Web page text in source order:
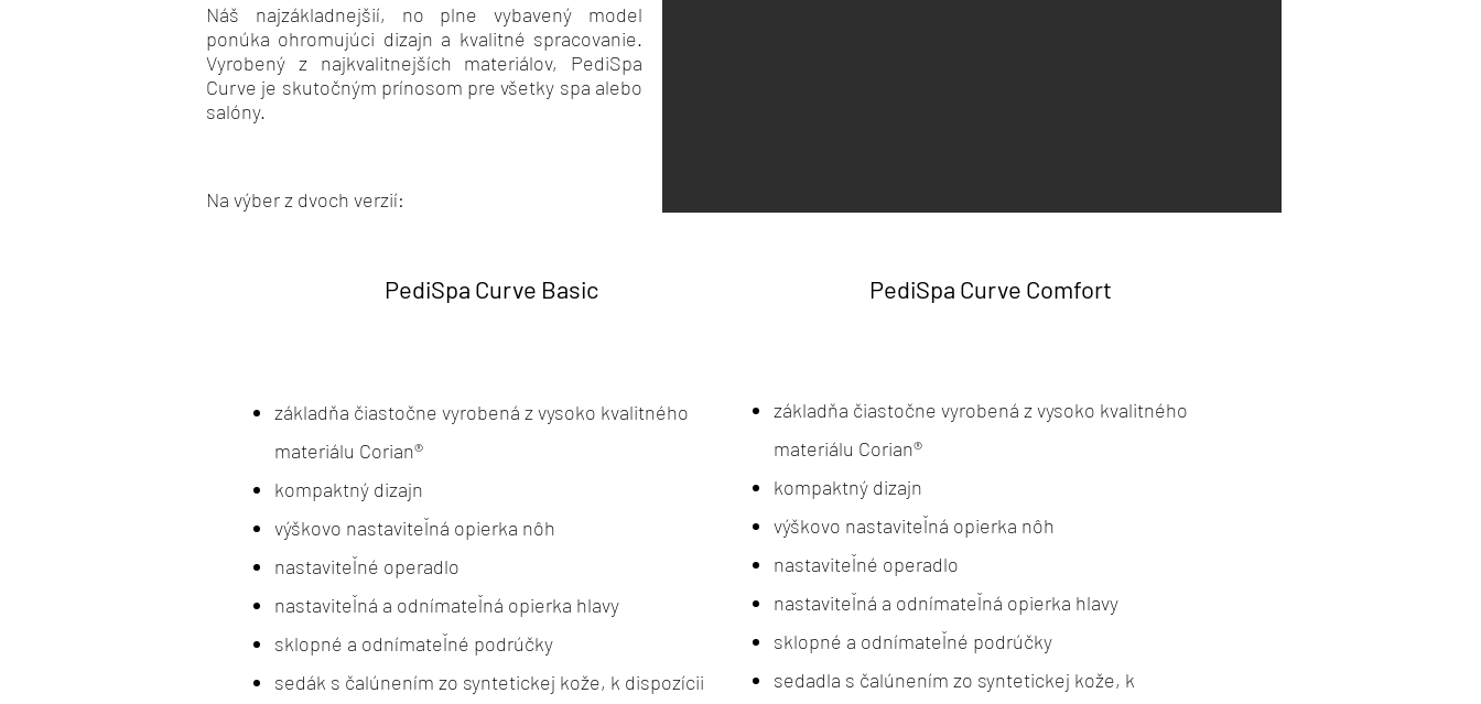
Náš najzákladnejšií, no plne vybavený model
ponúka ohromujúci dizajn a kvalitné spracovanie.
Vyrobený z najkvalitnejších materiálov, PediSpa
Curve je skutočným prínosom pre všetky spa alebo
salóny.
Na výber z dvoch verzií:
základňa čiastočne vyrobená z vysoko kvalitného
materiálu Corian®
kompaktný dizajn
výškovo nastaviteľná opierka nôh
nastaviteľné operadlo
nastaviteľná a odnímateľná opierka hlavy
sklopné a odnímateľné podrúčky
sedák s čalúnením zo syntetickej kože, k dispozícii
PediSpa Curve Basic
základňa čiastočne vyrobená z vysoko kvalitného
materiálu Corian®
kompaktný dizajn
výškovo nastaviteľná opierka nôh
nastaviteľné operadlo
nastaviteľná a odnímateľná opierka hlavy
sklopné a odnímateľné podrúčky
sedadla s čalúnením zo syntetickej kože, k
PediSpa Curve Comfort